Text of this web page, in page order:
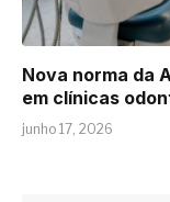
Nova norma da
em clínicas
junho 17, 2026